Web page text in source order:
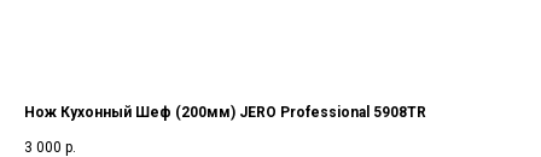
Нож Кухонный Шеф (200мм) JERO Professional 5908TR
3 000 р.